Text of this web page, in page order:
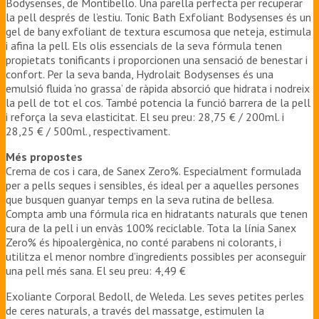
la pell després de l’estiu. Tonic Bath Exfoliant Bodysenses és un
gel de bany exfoliant de textura escumosa que neteja, estimula
i afina la pell. Els olis essencials de la seva fórmula tenen
propietats tonificants i proporcionen una sensació de benestar i
confort. Per la seva banda, Hydrolait Bodysenses és una
emulsió fluida ‘no grassa’ de ràpida absorció que hidrata i nodreix
la pell de tot el cos. També potencia la funció barrera de la pell
i reforça la seva elasticitat. El seu preu: 28,75 € / 200ml. i
28,25 € / 500ml., respectivament.
Més propostes
Crema de cos i cara, de Sanex Zero%. Especialment formulada
per a pells seques i sensibles, és ideal per a aquelles persones
que busquen guanyar temps en la seva rutina de bellesa.
Compta amb una fórmula rica en hidratants naturals que tenen
cura de la pell i un envàs 100% reciclable. Tota la línia Sanex
Zero% és hipoalergènica, no conté parabens ni colorants, i
utilitza el menor nombre d’ingredients possibles per aconseguir
una pell més sana. El seu preu: 4,49 €
Exoliante Corporal Bedoll, de Weleda. Les seves petites perles
de ceres naturals, a través del massatge, estimulen la